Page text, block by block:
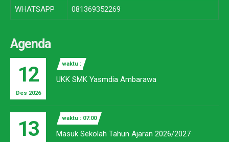
WHATSAPP 081369352269
Agenda
12
Des 2026
waktu :
UKK SMK Yasmdia Ambarawa
13 waktu : 07:00
Masuk Sekolah Tahun Ajaran 2026/2027